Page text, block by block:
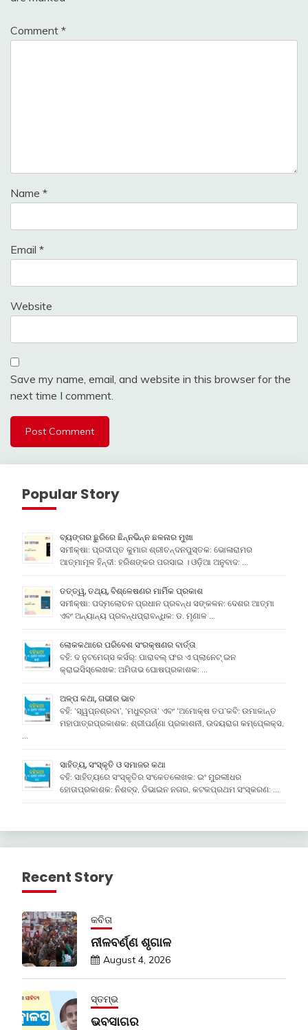
Comment *
Name *
Email *
Website
Save my name, email, and website in this browser for the
next time I comment.
Popular Story
ବ୍ୟଙ୍ଗର ଛୁରିରେ ଛିନ୍ନଭିନ୍ନ ଛଳନାର ମୁଖା
ସମୀକ୍ଷା: ପ୍ରଦୀପ୍ତ କୁମାର ଶ୍ରୀଚନ୍ଦନପୁସ୍ତକ: ଭୋଳାରାମର
ଆତ୍ମାମୂଳ ହିନ୍ଦୀ: ହରିଶଙ୍କର ପରସାଇ । ଓଡ଼ିଆ ଅନୁବାଦ: …
ତତ୍ତ୍ୱ, ତଥ୍ୟ, ବିଶ୍ଳେଷଣର ମାର୍ମିକ ପ୍ରକାଶ
ସମୀକ୍ଷା: ପଦ୍ମଲୋଚନ ପ୍ରଧାନ ପ୍ରବନ୍ଧ ସଙ୍କଳନ: ଦେଶର ଆତ୍ମା
ଏବଂ ଅନ୍ୟାନ୍ୟ ପ୍ରବନ୍ଧପ୍ରାବନ୍ଧିକ: ଡ. ମୃଣାଳ …
ଲୋକକଥାରେ ପରିବେଶ ସଂରକ୍ଷଣର ବାର୍ତ୍ତା
ବହି: ଦ ନୁଟମେଗ୍ସ କର୍ସର୍: ପାରାବଲ୍ ଫର ଏ ପ୍ଲାନେଟ୍ ଇନ
କ୍ରାଇସିସ୍ଲେଖକ: ଅମିତାଭ ଘୋଷପ୍ରକାଶକ: …
ଅଳ୍ପ କଥା, ଗଭୀର ଭାବ
ବହି: ‘ସ୍ୱପ୍ନଶ୍ରବା’, ‘ମଧୁବ୍ରତା’ ଏବଂ ‘ଅମୋକ୍ଷ ତପ’କବି: ଉମାକାନ୍ତ
ମହାପାତ୍ରପ୍ରକାଶକ: ଶ୍ରୀପର୍ଣ୍ଣା ପ୍ରକାଶନୀ, ଉଦୟରାଗ କମ୍ପେ୍ଲକ୍ସ,
…
ସାହିତ୍ୟ, ସଂସ୍କୃତି ଓ ସମାଜର କଥା
ବହି: ସାହିତ୍ୟରେ ସଂସ୍କୃତିର ସଂକେତଲେଖକ: ଇଂ ମୁରଲୀଧର
ହୋତାପ୍ରକାଶକ: ନିଶବ୍ଦ, ଡିଭାଇନ ନଗର, କଟକପ୍ରଥମ ସଂସ୍କରଣ: …
Recent Story
କବିତା
ନୀଳବର୍ଣ୍ଣ ଶୃଗାଳ
August 4, 2026
ସ୍ତମ୍ଭ
ଭବସାଗର